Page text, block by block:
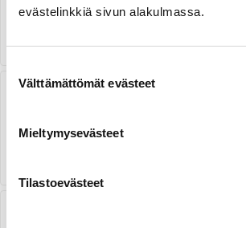
evästelinkkiä sivun alakulmassa.
Välttämättömät evästeet
Mieltymysevästeet
Tilastoevästeet
23.6.2026
LUE VASTAUS
Uupumus ja tykyttely
LUE VASTAUS